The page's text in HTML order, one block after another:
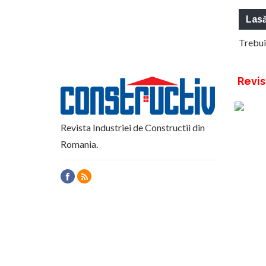
Revista Industriei de Constructii din
Romania.